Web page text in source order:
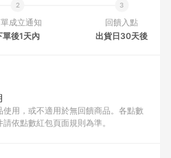
成立通知
單後1天內
回饋入點
出貨日30天後
用，或不適用於無回饋商品。各點數
依點數紅包頁面規則為準。